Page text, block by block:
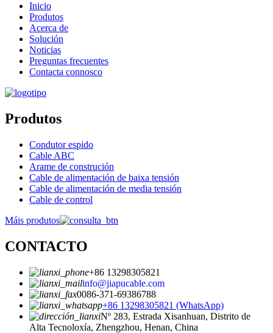
Inicio
Produtos
Acerca de
Solución
Noticias
Preguntas frecuentes
Contacta connosco
Produtos
Condutor espido
Cable ABC
Arame de construción
Cable de alimentación de baixa tensión
Cable de alimentación de media tensión
Cable de control
Máis produtos
CONTACTO
+86 13298305821
info@jiapucable.com
0086-371-69386788
+86 13298305821 (WhatsApp)
Nº 283, Estrada Xisanhuan, Distrito de
Alta Tecnoloxía, Zhengzhou, Henan, China